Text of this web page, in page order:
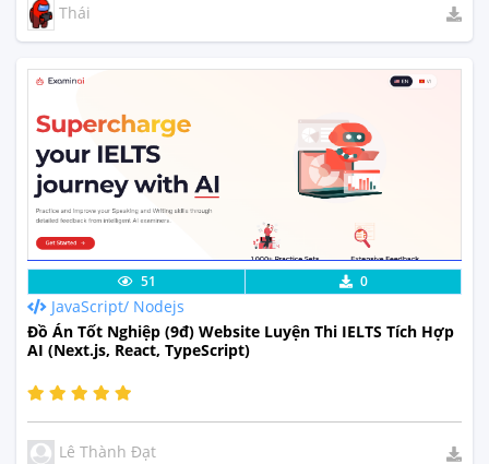
Thái
Lưu code Xem Thực Tế
51 0
JavaScript/ Nodejs
Đồ Án Tốt Nghiệp (9đ) Website Luyện Thi IELTS Tích Hợp
AI (Next.js, React, TypeScript)
Lê Thành Đạt